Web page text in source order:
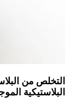
التخلص من
البلاستيكية